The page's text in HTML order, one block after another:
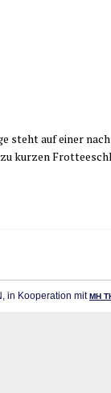
steht auf einer
kur­zen
in Kooperation mitMH